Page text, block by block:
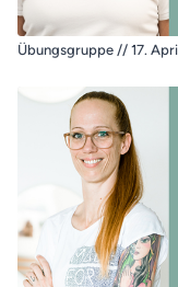
Übungsgruppe // 17.